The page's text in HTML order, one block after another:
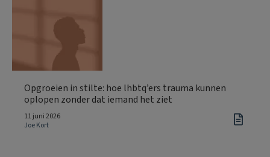
Opgroeien in stilte: hoe lhbtq’ers trauma kunnen
oplopen zonder dat iemand het ziet
11 juni 2026
Joe Kort